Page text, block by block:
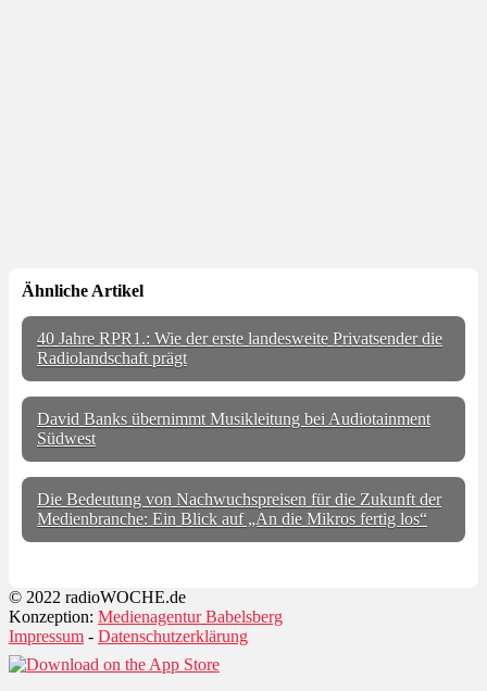
Ähnliche Artikel
40 Jahre RPR1.: Wie der erste landesweite Privatsender die
Radiolandschaft prägt
David Banks übernimmt Musikleitung bei Audiotainment
Südwest
Die Bedeutung von Nachwuchspreisen für die Zukunft der
Medienbranche: Ein Blick auf „An die Mikros fertig los“
© 2022 radioWOCHE.de
Konzeption: Medienagentur Babelsberg
Impressum - Datenschutzerklärung